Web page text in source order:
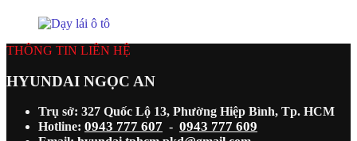
THÔNG TIN LIÊN HỆ
HYUNDAI NGỌC AN
Trụ sở: 327 Quốc Lộ 13, Phường Hiệp Bình, Tp. HCM
Hotline: 0943 777 607 - 0943 777 609